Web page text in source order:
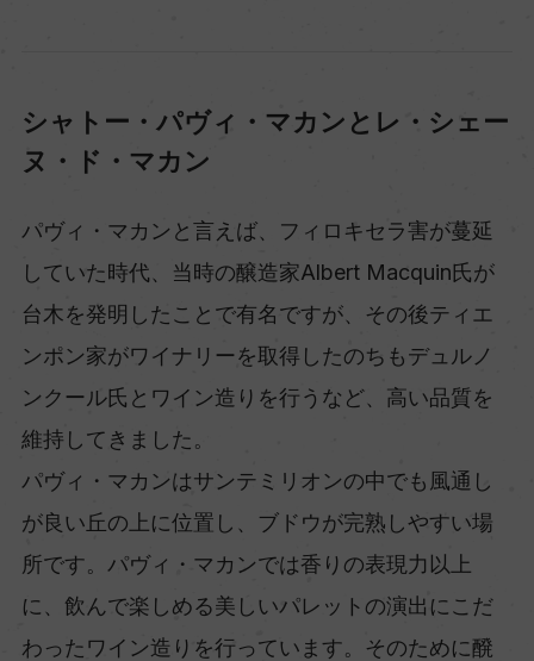
シャトー・パヴィ・マカンとレ・シェー
ヌ・ド・マカン
パヴィ・マカンと言えば、フィロキセラ害が蔓延
していた時代、当時の醸造家Albert Macquin氏が
台木を発明したことで有名ですが、その後ティエ
ンポン家がワイナリーを取得したのちもデュルノ
ンクール氏とワイン造りを行うなど、高い品質を
維持してきました。
パヴィ・マカンはサンテミリオンの中でも風通し
が良い丘の上に位置し、ブドウが完熟しやすい場
所です。パヴィ・マカンでは香りの表現力以上
に、飲んで楽しめる美しいパレットの演出にこだ
わったワイン造りを行っています。そのために醗